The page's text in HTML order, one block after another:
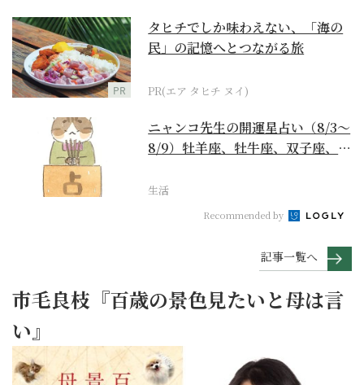
PR
タヒチでしか味わえない、「海の
民」の記憶へとつながる旅
PR(エア タヒチ ヌイ)
ニャンコ先生の開運星占い（8/3～
8/9）牡羊座、牡牛座、双子座、蟹
生活
Recommended by
記事一覧へ
市毛良枝『百歳の景色見たいと母は言
い』